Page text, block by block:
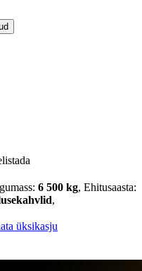
6 500 kg, Ehitusaasta:
,
üksikasju